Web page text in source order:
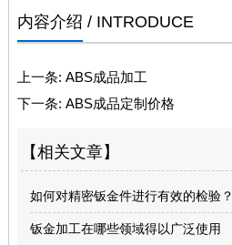
内容介绍 / INTRODUCE
上一条: ABS成品加工
下一条: ABS成品定制价格
【相关文章】
如何对精密钣金件进行有效的检验？
钣金加工在哪些领域得以广泛使用